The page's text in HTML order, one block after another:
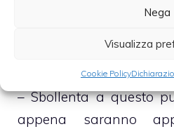
Nega
Visualizza
Cookie Policy
tutto per circa 15
bassissimo e tegame
– Sbollenta a questo
appena saranno